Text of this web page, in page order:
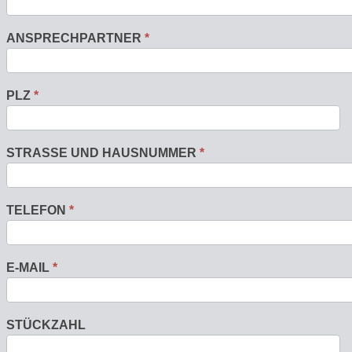
ANSPRECHPARTNER *
PLZ *
STRASSE UND HAUSNUMMER *
TELEFON *
E-MAIL *
STÜCKZAHL